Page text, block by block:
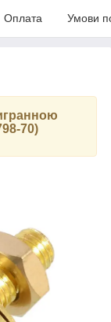
Оплата Умови
70)